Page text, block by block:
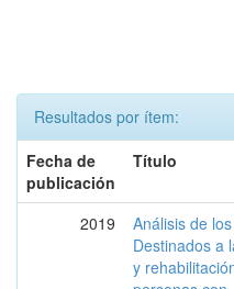
Resultados por ítem:
Fecha de
publicación
Título
2019
Análisis de
Destinados a
y